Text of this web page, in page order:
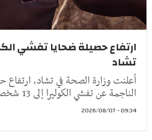
ارتفاع حصيلة ضحايا تفشي
تشاد
أعلنت وزارة الصحة في تشاد، ارتفاع
الناجمة عن تفشي الكوليرا إلى 13 شخصاً، منذ الإعلا
09:34 - 2026/08/07